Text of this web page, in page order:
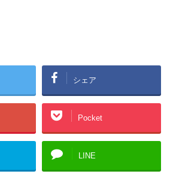
シェア
Pocket
LINE